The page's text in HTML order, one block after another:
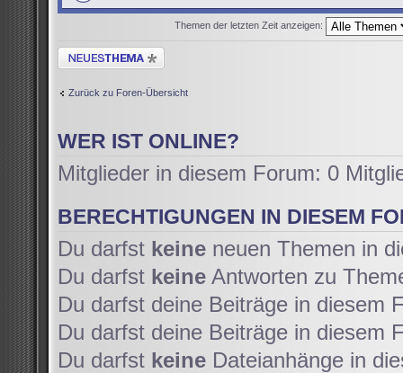
Themen der letzten Zeit anzeigen:
Neues Thema erstellen
Zurück zu Foren-Übersicht
WER IST ONLINE?
Mitglieder in diesem Forum: 0
BERECHTIGUNGEN IN DIESEM
Du darfst keine neuen Themen in
Du darfst keine Antworten zu
Du darfst deine Beiträge in diesem
Du darfst deine Beiträge in diesem
Du darfst keine Dateianhänge in